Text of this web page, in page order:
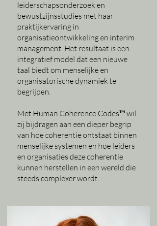
leiderschapsonderzoek en
bewustzijnsstudies met haar
praktijkervaring in
organisatieontwikkeling en interim
management. Het resultaat is een
integratief model dat een nieuwe
taal biedt om menselijke en
organisatorische dynamiek te
begrijpen.
Met Human Coherence Codes™ wil
zij bijdragen aan een dieper begrip
van hoe coherentie ontstaat binnen
menselijke systemen en hoe leiders
en organisaties deze coherentie
kunnen herstellen in een wereld die
steeds complexer wordt.